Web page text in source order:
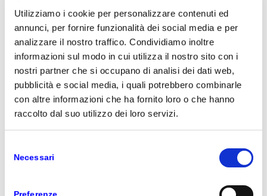
Utilizziamo i cookie per personalizzare contenuti ed
annunci, per fornire funzionalità dei social media e per
analizzare il nostro traffico. Condividiamo inoltre
informazioni sul modo in cui utilizza il nostro sito con i
nostri partner che si occupano di analisi dei dati web,
pubblicità e social media, i quali potrebbero combinarle
con altre informazioni che ha fornito loro o che hanno
raccolto dal suo utilizzo dei loro servizi.
delNecessari
RETAIL E
SEGMENTAZIONE
CLIENTI: PERCHÉ È
IMPORTANTE NEL